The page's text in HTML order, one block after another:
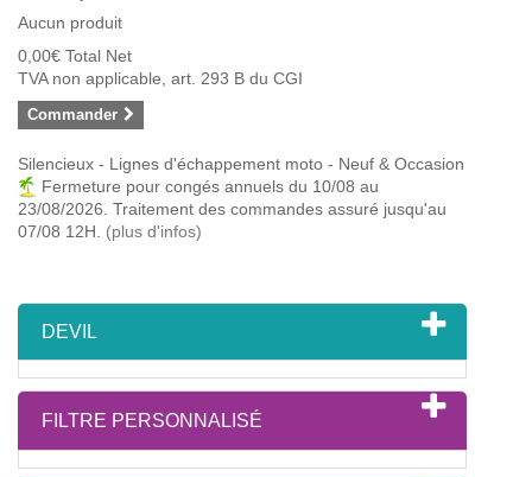
Aucun produit
0,00€ Total Net
TVA non applicable, art. 293 B du CGI
Commander
Silencieux - Lignes d'échappement moto - Neuf & Occasion
Fermeture pour congés annuels du 10/08 au
23/08/2026. Traitement des commandes assuré jusqu'au
07/08 12H. (plus d'infos)
DEVIL
FILTRE PERSONNALISÉ